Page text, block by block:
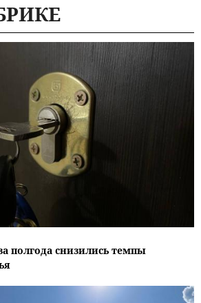
полгода снизились темпы